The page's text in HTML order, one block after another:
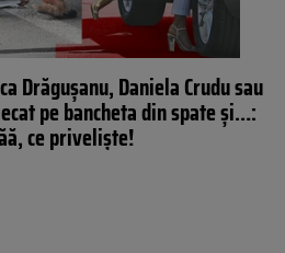
Drăgușanu, Daniela Crudu sau
pe bancheta din spate și…:
ce priveliște!